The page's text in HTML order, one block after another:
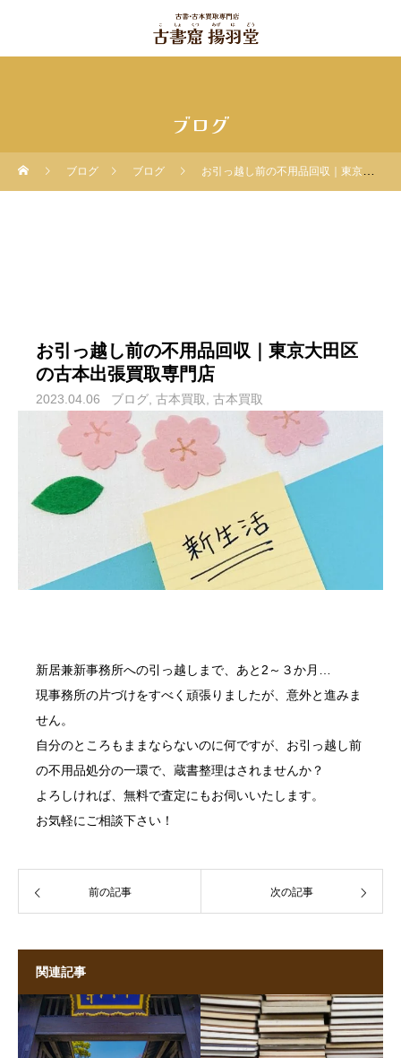
ブログ
ブログ ブログ お引っ越し前の不用品回収｜東京大田区の古本出張買取専門店
お引っ越し前の不用品回収｜東京大田区
の古本出張買取専門店
2023.04.06 ブログ 古本買取 古本買取
新居兼新事務所への引っ越しまで、あと2～３か月…
現事務所の片づけをすべく頑張りましたが、意外と進みま
せん。
自分のところもままならないのに何ですが、お引っ越し前
の不用品処分の一環で、 蔵書整理はされませんか？
よろしければ、無料で査定にもお伺いいたします。
お気軽にご相談下さい！
前の記事 次の記事
関連記事